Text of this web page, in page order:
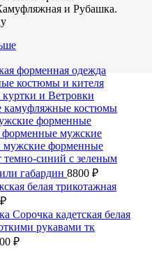
и Рубашка.
форменная одежда
костюмы и кителя
и Ветровки
камуфляжные костюмы
форменные
мужские
форменные
темно-синий с зеленым
габардин 8800 ₽
белая трикотажная
₽
Сорочка кадетская белая
рукавами тк
₽